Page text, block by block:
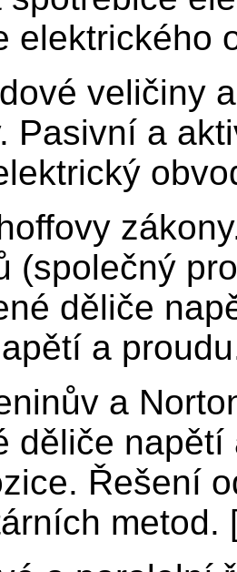
elektrického
veličiny
Pasivní a
(společný
děliče
a
a
děliče napětí
Řešení
metod.